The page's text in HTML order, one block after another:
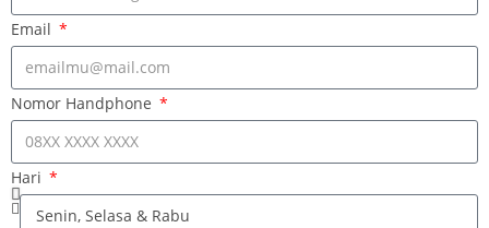
Email
Nomor Handphone
Hari